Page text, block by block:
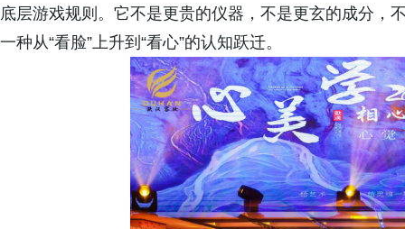
底层游戏规则。它不是更贵的仪器，不是更玄的成分，
一种从“看脸”上升到“看心”的认知跃迁。